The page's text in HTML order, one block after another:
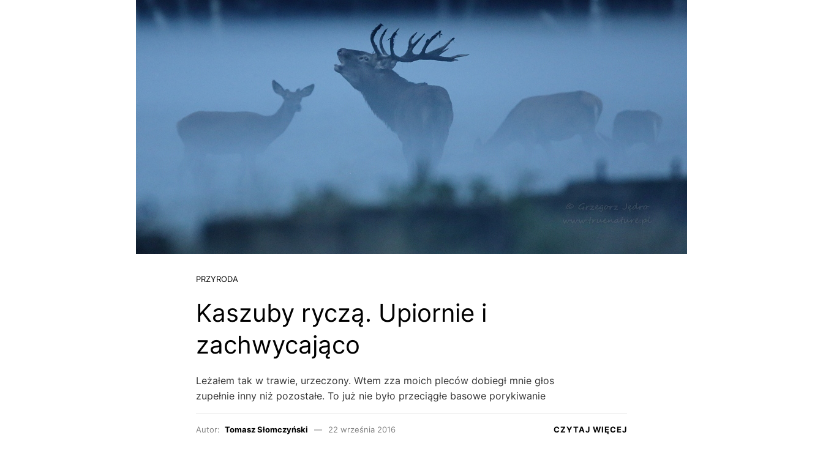
PRZYRODA
Kaszuby ryczą. Upiornie i
zachwycająco
Leżałem tak w trawie, urzeczony. Wtem zza moich pleców dobiegł mnie głos
zupełnie inny niż pozostałe. To już nie było przeciągłe basowe porykiwanie
Autor: Tomasz Słomczyński 22 września 2016 CZYTAJ WIĘCEJ